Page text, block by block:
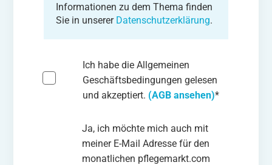
Informationen zu dem Thema finden
Sie in unserer Datenschutzerklärung.
Ich habe die Allgemeinen
Geschäftsbedingungen gelesen
und akzeptiert. (AGB ansehen)*
Ja, ich möchte mich auch mit
meiner E-Mail Adresse für den
monatlichen pflegemarkt.com